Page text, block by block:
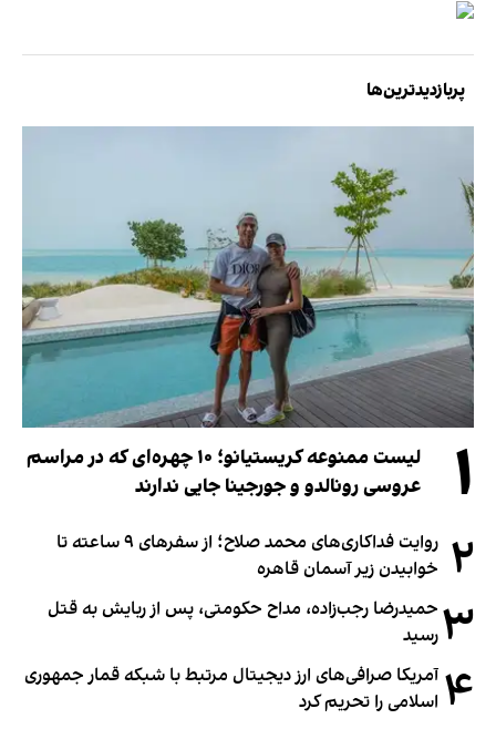
پربازدیدترین‌ها
۱
لیست ممنوعه کریستیانو؛ ۱۰ چهره‌ای که در مراسم
عروسی رونالدو و جورجینا جایی ندارند
۲
روایت فداکاری‌های محمد صلاح؛ از سفرهای ۹ ساعته تا
خوابیدن زیر آسمان قاهره
۳ حمیدرضا رجب‌زاده، مداح حکومتی، پس از ربایش به قتل
رسید
۴ آمریکا صرافی‌های ارز دیجیتال مرتبط با شبکه قمار جمهوری
اسلامی را تحریم کرد